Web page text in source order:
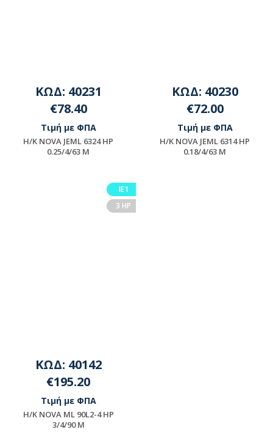
ΚΩΔ: 40231
€78.40
Τιμή με ΦΠΑ
H/K NOVA JEML 6324 HP
0.25/4/63 M
ΚΩΔ: 40230
€72.00
Τιμή με ΦΠΑ
H/K NOVA JEML 6314 HP
0.18/4/63 M
ΙΕ1
3 HP
ΚΩΔ: 40142
€195.20
Τιμή με ΦΠΑ
Η/Κ NOVA ML 90L2-4 ΗΡ
3/4/90 Μ